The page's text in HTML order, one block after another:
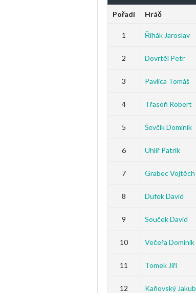
Pořadí Hráč
1 Řihák Jaroslav
2 Dovrtěl Petr
3 Pavlica Tomáš
4 Třasoň Robert
5 Ševčík Dominik
6 Uhlíř Patrik
7 Grabec Vojtěch
8 Dufek David
9 Souček David
10 Večeřa Dominik
11 Tomek Jiří
12 Kaňovský Jakub